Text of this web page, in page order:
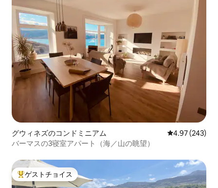
グウィネズのコンドミニアム レビュー243
4.97 (243)
バーマスの3寝室アパート（海／山の眺望）
大好評のゲストチョイスです。
ゲストチョイス